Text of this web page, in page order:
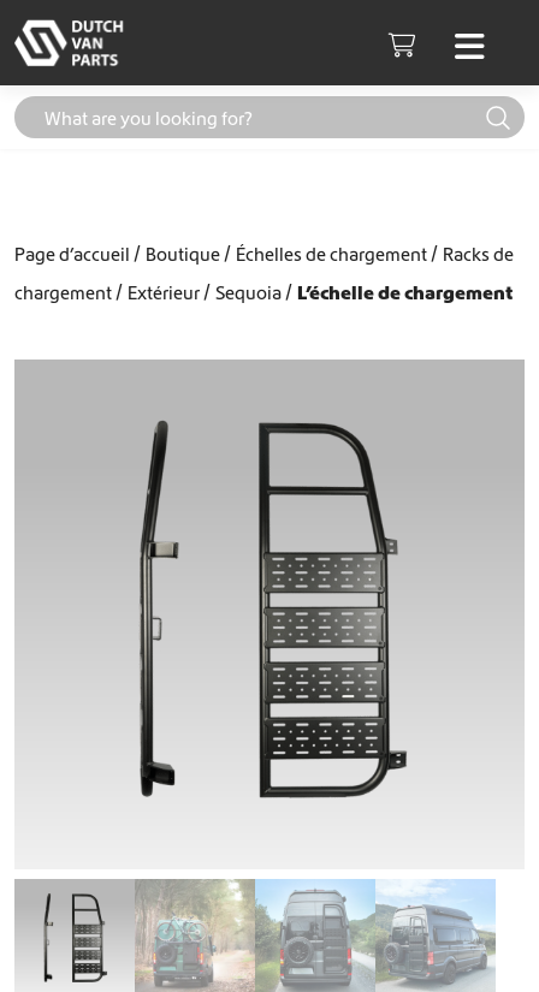
Cart
Page d’accueil Boutique Échelles de chargement
Racks de
chargement
Extérieur Sequoia L’échelle de chargement